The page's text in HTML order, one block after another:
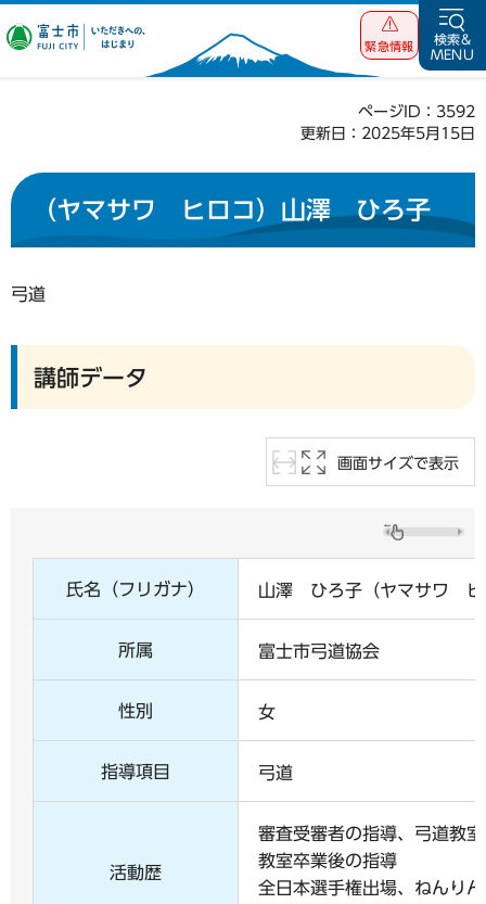
富士市 いただ
緊急情報
検索&
MENU
ページID：3592
更新日：2025年5月15日
（ヤマサワ ヒロコ）山澤 ひろ子
弓道
講師データ
画面サイズで表示
氏名（フリガナ） 山澤 ひろ子（ヤマサワ ヒ
所属 富士市弓道協会
性別 女
指導項目 弓道
活動歴
審査受審者の指導、弓道教
教室卒業後の指導
全日本選手権出場、ねんり